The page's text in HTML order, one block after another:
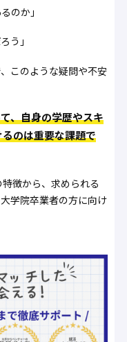
のか」
う」
このような疑問や不安
、自身の学歴やスキ
のは重要な課題で
徴から、求められる
学院卒業者の方に向け